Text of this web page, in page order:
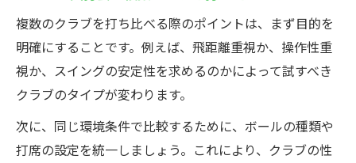
複数のクラブを打ち比べる際のポイントは、まず目的を
明確にすることです。例えば、飛距離重視か、操作性重
視か、スイングの安定性を求めるのかによって試すべき
クラブのタイプが変わります。
次に、同じ環境条件で比較するために、ボールの種類や
打席の設定を統一しましょう。これにより、クラブの性